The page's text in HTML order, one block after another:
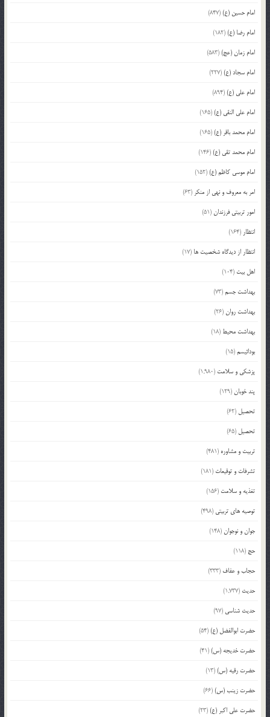
امام حسین (ع)(847)
امام رضا (ع)(182)
امام زمان (عج)(583)
امام سجاد (ع)(227)
امام علی (ع)(894)
امام علی النقی (ع)(165)
امام محمد باقر (ع)(165)
امام محمد تقی (ع)(146)
امام موسی کاظم (ع)(152)
امر به معروف و نهی از منکر (63)
امور تربیتی فرزندان(51)
انتظار (164)
انتظار از دیدگاه شخصیت ها (17)
اهل بیت (104)
بهداشت جسم(73)
بهداشت روان(26)
بهداشت محیط (18)
بودائیسم(15)
پزشکی و سلامت (1,980)
پند خوبان(129)
تحصیل (62)
تحصیل (65)
تربیت و مشاوره (481)
تشرفات و توقیعات (181)
تغذیه و سلامت (156)
توصیه های تربیتی (498)
جوان و نوجوان(148)
حج (118)
حجاب و عفاف (333)
حدیث (1,737)
حدیث شناسی (97)
حضرت ابوالفضل (ع)(54)
حضرت خدیجه (س)(41)
حضرت رقیه (س)(13)
حضرت زینب (س)(66)
حضرت علی اکبر (ع)(23)